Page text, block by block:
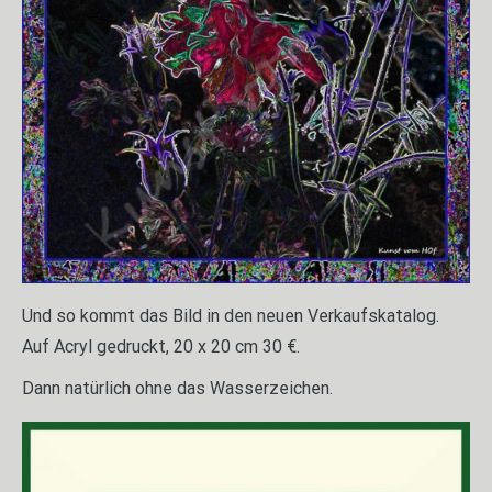
Und so kommt das Bild in den neuen Verkaufskatalog.
Auf Acryl gedruckt, 20 x 20 cm 30 €.
Dann natürlich ohne das Wasserzeichen.